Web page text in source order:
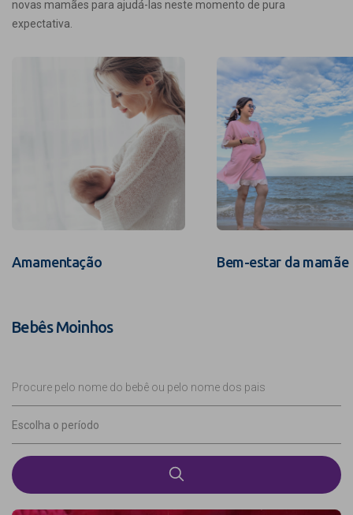
novas mamães para ajudá-las neste momento de pura
expectativa.
Amamentação Bem-estar da mamãe
Bebês Moinhos
Procure pelo nome do bebê ou pelo nome dos pais
Escolha o período